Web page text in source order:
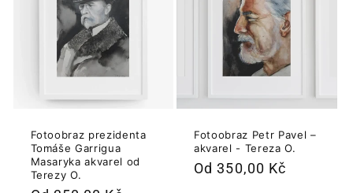
Fotoobraz prezidenta
Tomáše Garrigua
Masaryka akvarel od
Terezy O.
Fotoobraz Petr Pavel –
akvarel - Tereza O.
Běžná
Od 350,00 Kč